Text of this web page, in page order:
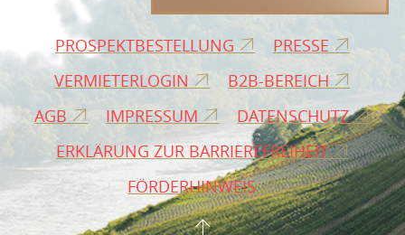
PROSPEKTBESTELLUNG
PRESSE
VERMIETERLOGIN
B2B-BEREICH
AGB
IMPRESSUM
DATENSCHUTZ
ERKLÄRUNG ZUR BARRIEREFREIHEIT
FÖRDERHINWEIS